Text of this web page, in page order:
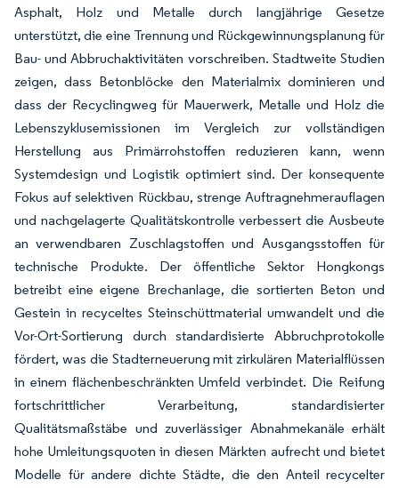
Asphalt, Holz und Metalle durch langjährige Gesetze
unterstützt, die eine Trennung und Rückgewinnungsplanung für
Bau- und Abbruchaktivitäten vorschreiben. Stadtweite Studien
zeigen, dass Betonblöcke den Materialmix dominieren und
dass der Recyclingweg für Mauerwerk, Metalle und Holz die
Lebenszyklusemissionen im Vergleich zur vollständigen
Herstellung aus Primärrohstoffen reduzieren kann, wenn
Systemdesign und Logistik optimiert sind. Der konsequente
Fokus auf selektiven Rückbau, strenge Auftragnehmerauflagen
und nachgelagerte Qualitätskontrolle verbessert die Ausbeute
an verwendbaren Zuschlagstoffen und Ausgangsstoffen für
technische Produkte. Der öffentliche Sektor Hongkongs
betreibt eine eigene Brechanlage, die sortierten Beton und
Gestein in recyceltes Steinschüttmaterial umwandelt und die
Vor-Ort-Sortierung durch standardisierte Abbruchprotokolle
fördert, was die Stadterneuerung mit zirkulären Materialflüssen
in einem flächenbeschränkten Umfeld verbindet. Die Reifung
fortschrittlicher Verarbeitung, standardisierter
Qualitätsmaßstäbe und zuverlässiger Abnahmekanäle erhält
hohe Umleitungsquoten in diesen Märkten aufrecht und bietet
Modelle für andere dichte Städte, die den Anteil recycelter